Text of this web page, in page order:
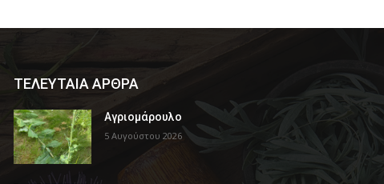
ΤΕΛΕΥΤΑΙΑ ΑΡΘΡΑ
Αγριομάρουλο
5 Αυγούστου 2026